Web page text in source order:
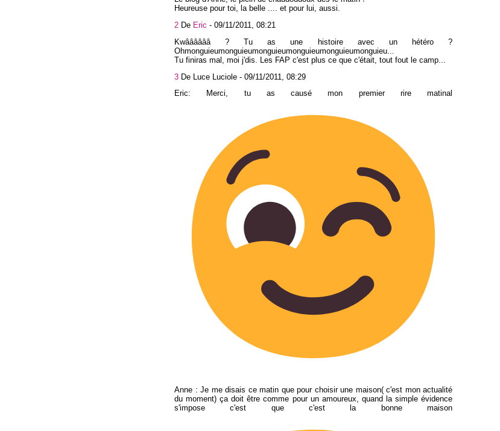
Heureuse pour toi, la belle .... et pour lui, aussi.
2 De Eric - 09/11/2011, 08:21
Kwââââââ ? Tu as une histoire avec un hétéro ?
Ohmonguieumonguieumonguieumonguieumonguieumonguieu...
Tu finiras mal, moi j'dis. Les FAP c'est plus ce que c'était, tout fout le camp...
3 De Luce Luciole - 09/11/2011, 08:29
Eric: Merci, tu as causé mon premier rire matinal
Anne : Je me disais ce matin que pour choisir une maison( c'est mon actualité
du moment) ça doit être comme pour un amoureux, quand la simple évidence
s'impose c'est que c'est la bonne maison